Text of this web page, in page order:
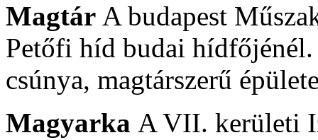
Magtár A budapest
Petőfi híd budai
csúnya, magtárszerű
Magyarka A VII. kerületi